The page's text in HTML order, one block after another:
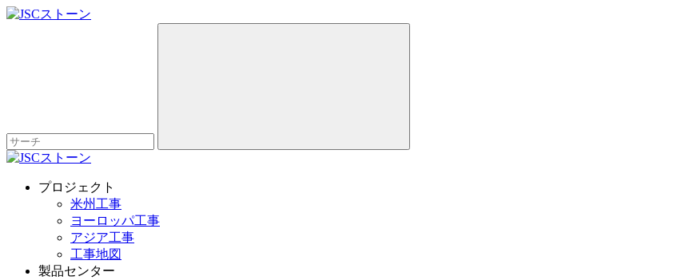
プロジェクト
米州工事
ヨーロッパ工事
アジア工事
工事地図
製品センター